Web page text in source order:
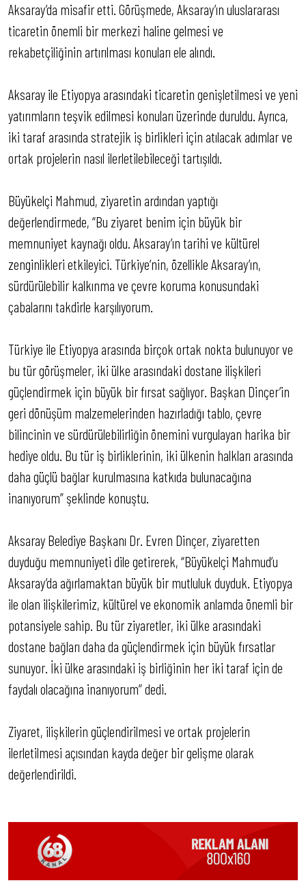
Aksaray’da misafir etti. Görüşmede, Aksaray’ın uluslararası
ticaretin önemli bir merkezi haline gelmesi ve
rekabetçiliğinin artırılması konuları ele alındı.
Aksaray ile Etiyopya arasındaki ticaretin genişletilmesi ve yeni
yatırımların teşvik edilmesi konuları üzerinde duruldu. Ayrıca,
iki taraf arasında stratejik iş birlikleri için atılacak adımlar ve
ortak projelerin nasıl ilerletilebileceği tartışıldı.
Büyükelçi Mahmud, ziyaretin ardından yaptığı
değerlendirmede, “Bu ziyaret benim için büyük bir
memnuniyet kaynağı oldu. Aksaray’ın tarihi ve kültürel
zenginlikleri etkileyici. Türkiye’nin, özellikle Aksaray’ın,
sürdürülebilir kalkınma ve çevre koruma konusundaki
çabalarını takdirle karşılıyorum.
Türkiye ile Etiyopya arasında birçok ortak nokta bulunuyor ve
bu tür görüşmeler, iki ülke arasındaki dostane ilişkileri
güçlendirmek için büyük bir fırsat sağlıyor. Başkan Dinçer’in
geri dönüşüm malzemelerinden hazırladığı tablo, çevre
bilincinin ve sürdürülebilirliğin önemini vurgulayan harika bir
hediye oldu. Bu tür iş birliklerinin, iki ülkenin halkları arasında
daha güçlü bağlar kurulmasına katkıda bulunacağına
inanıyorum” şeklinde konuştu.
Aksaray Belediye Başkanı Dr. Evren Dinçer, ziyaretten
duyduğu memnuniyeti dile getirerek, “Büyükelçi Mahmud’u
Aksaray’da ağırlamaktan büyük bir mutluluk duyduk. Etiyopya
ile olan ilişkilerimiz, kültürel ve ekonomik anlamda önemli bir
potansiyele sahip. Bu tür ziyaretler, iki ülke arasındaki
dostane bağları daha da güçlendirmek için büyük fırsatlar
sunuyor. İki ülke arasındaki iş birliğinin her iki taraf için de
faydalı olacağına inanıyorum” dedi.
Ziyaret, ilişkilerin güçlendirilmesi ve ortak projelerin
ilerletilmesi açısından kayda değer bir gelişme olarak
değerlendirildi.